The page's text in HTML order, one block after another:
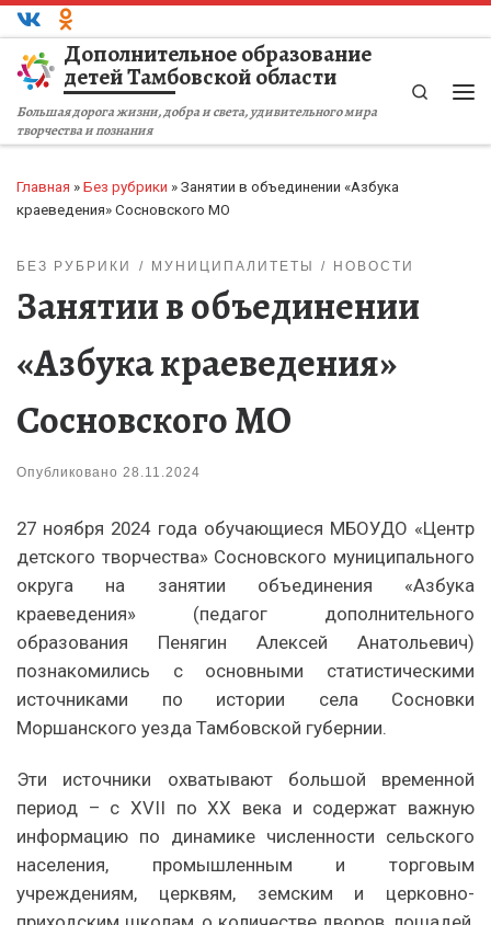
Перейти к содержимому
Дополнительное образование
детей Тамбовской области
Большая дорога жизни, добра и света, удивительного мира
творчества и познания
Search
Главная » Без рубрики » Занятии в объединении «Азбука
краеведения» Сосновского МО
БЕЗ РУБРИКИ МУНИЦИПАЛИТЕТЫ НОВОСТИ
Занятии в объединении
«Азбука краеведения»
Сосновского МО
Опубликовано 28.11.2024
27 ноября 2024 года обучающиеся МБОУДО «Центр
детского творчества» Сосновского муниципального
округа на занятии объединения «Азбука
краеведения» (педагог дополнительного
образования Пенягин Алексей Анатольевич)
познакомились с основными статистическими
источниками по истории села Сосновки
Моршанского уезда Тамбовской губернии.
Эти источники охватывают большой временной
период – с XVII по XX века и содержат важную
информацию по динамике численности сельского
населения, промышленным и торговым
учреждениям, церквям, земским и церковно-